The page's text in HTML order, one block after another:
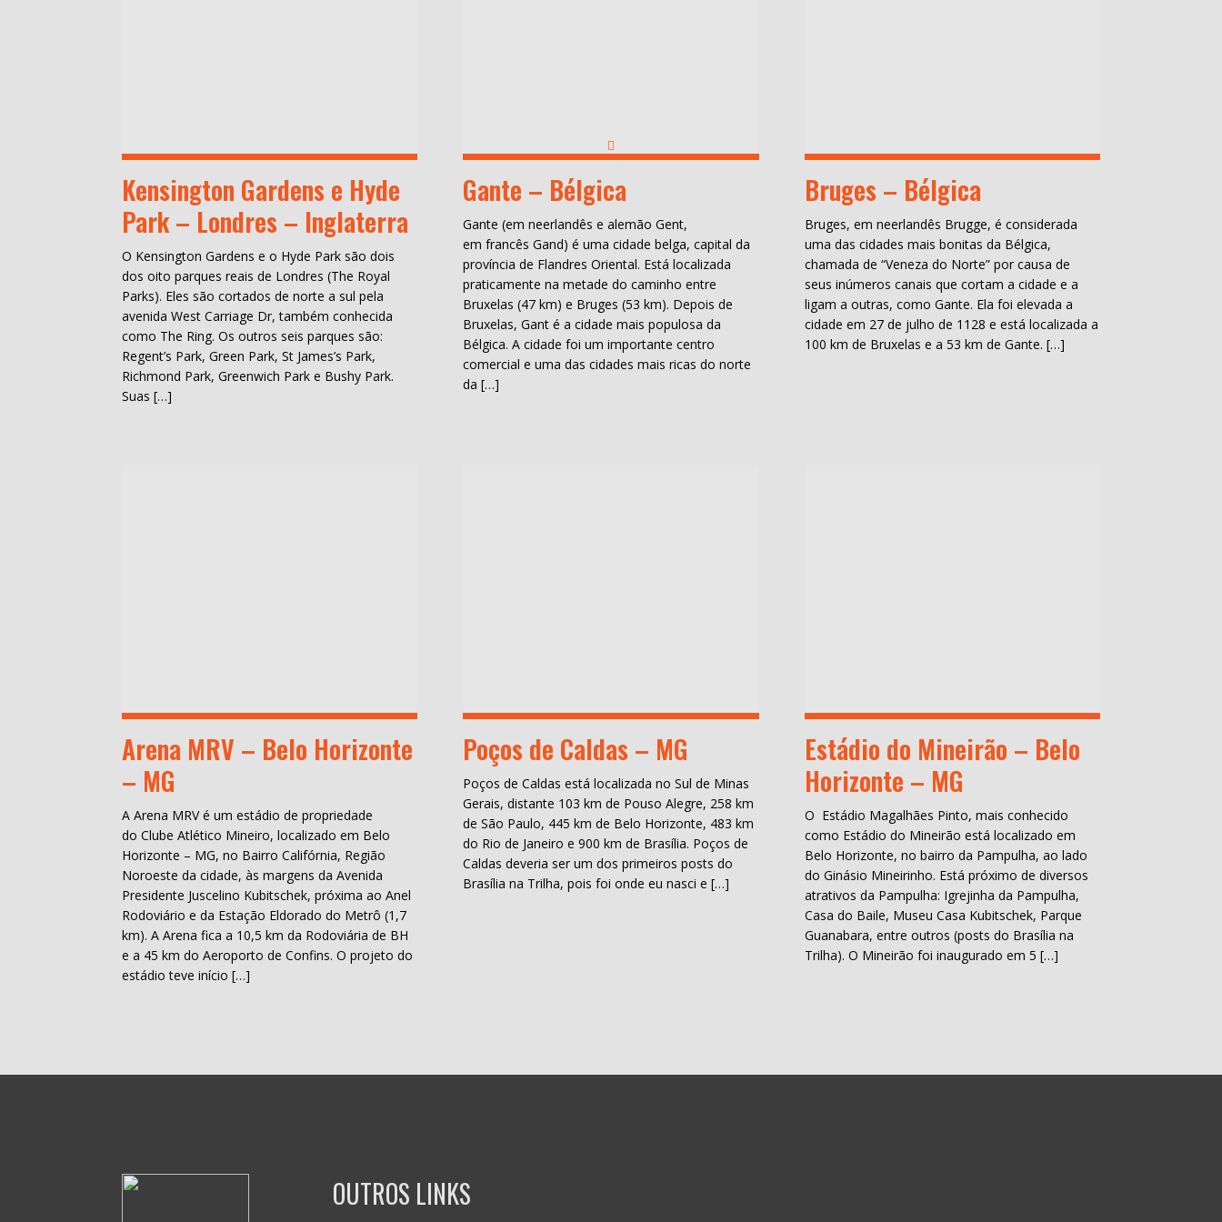
Kensington Gardens e Hyde
Park – Londres – Inglaterra
O Kensington Gardens e o Hyde Park são dois
dos oito parques reais de Londres (The Royal
Parks). Eles são cortados de norte a sul pela
avenida West Carriage Dr, também conhecida
como The Ring. Os outros seis parques são:
Regent’s Park, Green Park, St James’s Park,
Richmond Park, Greenwich Park e Bushy Park.
Suas […]
Gante – Bélgica
Gante (em neerlandês e alemão Gent,
em francês Gand) é uma cidade belga, capital da
província de Flandres Oriental. Está localizada
praticamente na metade do caminho entre
Bruxelas (47 km) e Bruges (53 km). Depois de
Bruxelas, Gant é a cidade mais populosa da
Bélgica. A cidade foi um importante centro
comercial e uma das cidades mais ricas do norte
da […]
Bruges – Bélgica
Bruges, em neerlandês Brugge, é considerada
uma das cidades mais bonitas da Bélgica,
chamada de “Veneza do Norte” por causa de
seus inúmeros canais que cortam a cidade e a
ligam a outras, como Gante. Ela foi elevada a
cidade em 27 de julho de 1128 e está localizada a
100 km de Bruxelas e a 53 km de Gante. […]
Arena MRV – Belo Horizonte
– MG
A Arena MRV é um estádio de propriedade
do Clube Atlético Mineiro, localizado em Belo
Horizonte – MG, no Bairro Califórnia, Região
Noroeste da cidade, às margens da Avenida
Presidente Juscelino Kubitschek, próxima ao Anel
Rodoviário e da Estação Eldorado do Metrô (1,7
km). A Arena fica a 10,5 km da Rodoviária de BH
e a 45 km do Aeroporto de Confins. O projeto do
estádio teve início […]
Poços de Caldas – MG
Poços de Caldas está localizada no Sul de Minas
Gerais, distante 103 km de Pouso Alegre, 258 km
de São Paulo, 445 km de Belo Horizonte, 483 km
do Rio de Janeiro e 900 km de Brasília. Poços de
Caldas deveria ser um dos primeiros posts do
Brasília na Trilha, pois foi onde eu nasci e […]
Estádio do Mineirão – Belo
Horizonte – MG
O Estádio Magalhães Pinto, mais conhecido
como Estádio do Mineirão está localizado em
Belo Horizonte, no bairro da Pampulha, ao lado
do Ginásio Mineirinho. Está próximo de diversos
atrativos da Pampulha: Igrejinha da Pampulha,
Casa do Baile, Museu Casa Kubitschek, Parque
Guanabara, entre outros (posts do Brasília na
Trilha). O Mineirão foi inaugurado em 5 […]
OUTROS LINKS